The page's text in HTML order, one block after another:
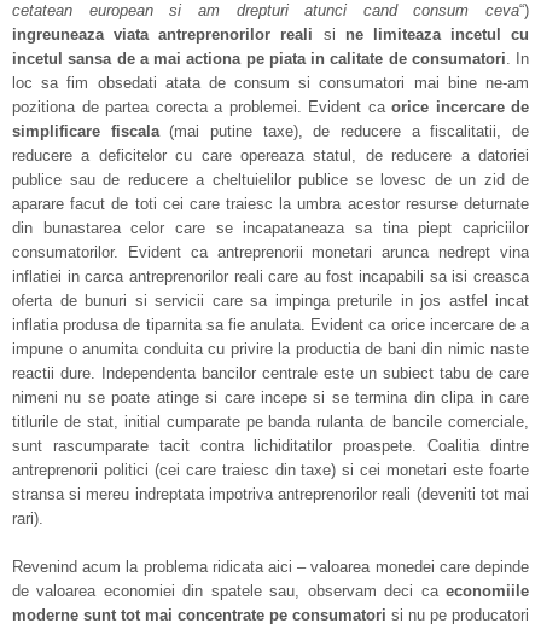
cetatean european si am drepturi atunci cand consum ceva“)
ingreuneaza viata antreprenorilor reali si ne limiteaza incetul cu
incetul sansa de a mai actiona pe piata in calitate de consumatori. In
loc sa fim obsedati atata de consum si consumatori mai bine ne-am
pozitiona de partea corecta a problemei. Evident ca orice incercare de
simplificare fiscala(mai putine taxe), de reducere a fiscalitatii, de
reducere a deficitelor cu care opereaza statul, de reducere a datoriei
publice sau de reducere a cheltuielilor publice se lovesc de un zid de
aparare facut de toti cei care traiesc la umbra acestor resurse deturnate
din bunastarea celor care se incapataneaza sa tina piept capriciilor
consumatorilor. Evident ca antreprenorii monetari arunca nedrept vina
inflatiei in carca antreprenorilor reali care au fost incapabili sa isi creasca
oferta de bunuri si servicii care sa impinga preturile in jos astfel incat
inflatia produsa de tiparnita sa fie anulata. Evident ca orice incercare de a
impune o anumita conduita cu privire la productia de bani din nimic naste
reactii dure. Independenta bancilor centrale este un subiect tabu de care
nimeni nu se poate atinge si care incepe si se termina din clipa in care
titlurile de stat, initial cumparate pe banda rulanta de bancile comerciale,
sunt rascumparate tacit contra lichiditatilor proaspete. Coalitia dintre
antreprenorii politici (cei care traiesc din taxe) si cei monetari este foarte
stransa si mereu indreptata impotriva antreprenorilor reali (deveniti tot mai
rari).
Revenind acum la problema ridicata aici – valoarea monedei care depinde
de valoarea economiei din spatele sau, observam deci ca economiile
moderne sunt tot mai concentrate pe consumatori si nu pe producatori